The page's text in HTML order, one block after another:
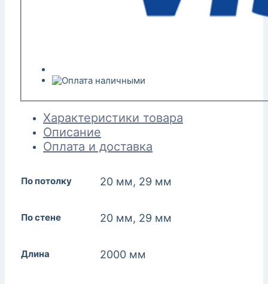
Характеристики товара
Описание
Оплата и доставка
По потолку 20 мм, 29 мм
По стене 20 мм, 29 мм
Длина 2000 мм